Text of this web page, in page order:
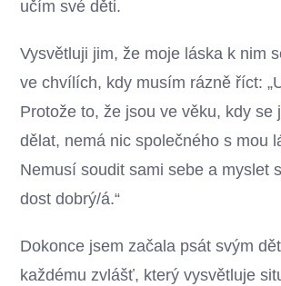
učím své děti.
Vysvětluji jim, že moje láska k nim
ve chvílích, kdy musím rázně říct:
Protože to, že jsou ve věku, kdy se
dělat, nemá nic společného s mou
Nemusí soudit sami sebe a myslet
dost dobrý/á.“
Dokonce jsem začala psát svým
každému zvlášť, který vysvětluje